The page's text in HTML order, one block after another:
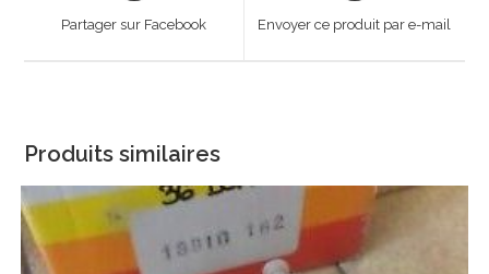
Partager sur Facebook
new
Envoyer ce produit par e-mail
Produits similaires